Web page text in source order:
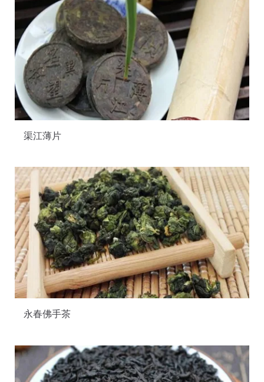
渠江薄片
永春佛手茶